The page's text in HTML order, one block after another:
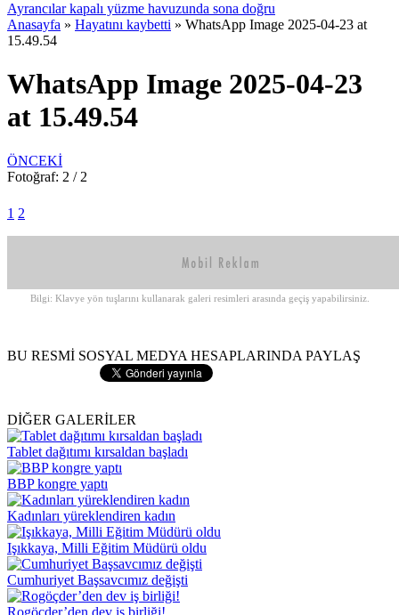
Ayrancılar kapalı yüzme havuzunda sona doğru
Anasayfa » Hayatını kaybetti » WhatsApp Image 2025-04-23 at
15.49.54
WhatsApp Image 2025-04-23
at 15.49.54
ÖNCEKİ
Fotoğraf: 2 / 2
1 2
Bilgi: Klavye yön tuşlarını kullanarak galeri resimleri arasında geçiş yapabilirsiniz.
BU RESMİ SOSYAL MEDYA HESAPLARINDA PAYLAŞ
DİĞER GALERİLER
Tablet dağıtımı kırsaldan başladı
BBP kongre yaptı
Kadınları yüreklendiren kadın
Işıkkaya, Milli Eğitim Müdürü oldu
Cumhuriyet Başsavcımız değişti
Rogöçder’den dev iş birliği!